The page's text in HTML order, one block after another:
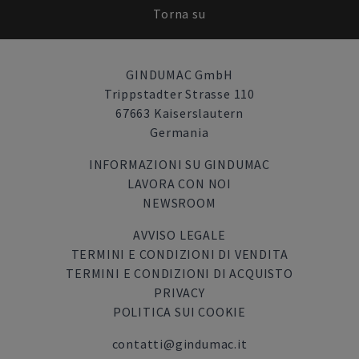
Torna su
GINDUMAC GmbH
Trippstadter Strasse 110
67663 Kaiserslautern
Germania
INFORMAZIONI SU GINDUMAC
LAVORA CON NOI
NEWSROOM
AVVISO LEGALE
TERMINI E CONDIZIONI DI VENDITA
TERMINI E CONDIZIONI DI ACQUISTO
PRIVACY
POLITICA SUI COOKIE
contatti@gindumac.it